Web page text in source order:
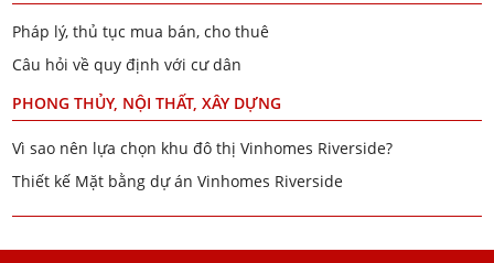
Pháp lý, thủ tục mua bán, cho thuê
Câu hỏi về quy định với cư dân
PHONG THỦY, NỘI THẤT, XÂY DỰNG
Vì sao nên lựa chọn khu đô thị Vinhomes Riverside?
Thiết kế Mặt bằng dự án Vinhomes Riverside